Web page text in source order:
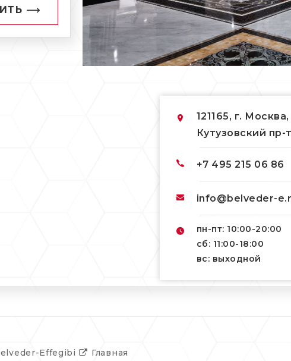
121165, г. Москва,
Кутузовский пр-
+7 495 215 06 86
info@belveder-
пн-пт: 10:00-20:00
сб: 11:00-18:00
вс: выходной
Главная
Effegibi